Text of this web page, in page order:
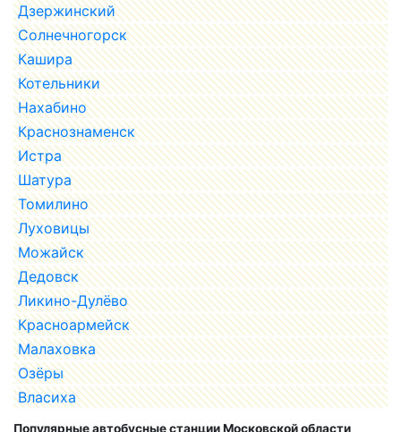
Дзержинский
Солнечногорск
Кашира
Котельники
Нахабино
Краснознаменск
Истра
Шатура
Томилино
Луховицы
Можайск
Дедовск
Ликино-Дулёво
Красноармейск
Малаховка
Озёры
Власиха
Популярные автобусные станции Московской области